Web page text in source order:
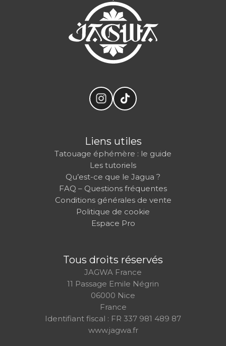
Liens utiles
Tatouage éphémère : le guide
Les tutoriels
Qu’est-ce que le Jagua ?
FAQ – Questions fréquentes
Conditions générales de vente
Politique de cookie
Espace Pro
Tous droits réservés
JAGWA France
11 Passage Emile Négrin
06000 Nice
France
Identifiant fiscal : FR 337 981 489 87
www.jagwa.fr